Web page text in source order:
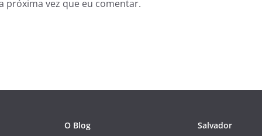
próxima vez que eu comentar.
O Blog Salvador